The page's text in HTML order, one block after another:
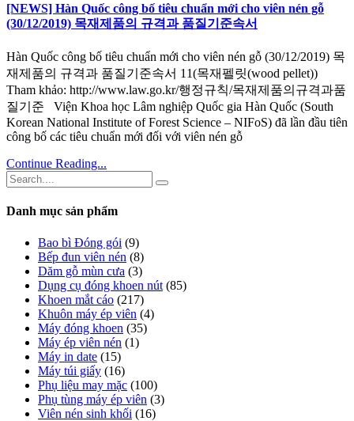
[NEWS] Hàn Quốc công bố tiêu chuẩn mới cho viên nén gỗ
(30/12/2019) 목재제품의 규격과 품질기준속서
Hàn Quốc công bố tiêu chuẩn mới cho viên nén gỗ (30/12/2019) 목
재제품의 규격과 품질기준속서 11(목재펠릿(wood pellet))
Tham khảo: http://www.law.go.kr/행정규칙/목재제품의규격과품
질기준 Viện Khoa học Lâm nghiệp Quốc gia Hàn Quốc (South
Korean National Institute of Forest Science – NIFoS) đã lần đầu tiên
công bố các tiêu chuẩn mới đối với viên nén gỗ
Continue Reading...
Danh mục sản phẩm
Bao bì Đóng gói (9)
Bếp đun viên nén (8)
Dăm gỗ mùn cưa (3)
Dụng cụ đóng khoen nút (85)
Khoen mắt cáo (217)
Khuôn máy ép viên (4)
Máy đóng khoen (35)
Máy ép viên nén (1)
Máy in date (15)
Máy túi giấy (16)
Phụ liệu may mặc (100)
Phụ tùng máy ép viên (3)
Viên nén sinh khối (16)